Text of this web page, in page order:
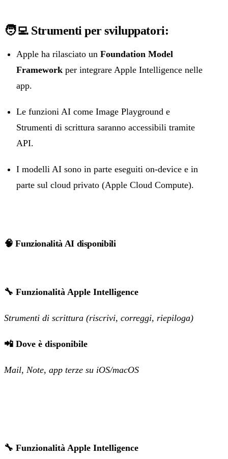
🧑‍💻 Strumenti per sviluppatori:
Apple ha rilasciato un Foundation Model
Framework per integrare Apple Intelligence nelle
app.
Le funzioni AI come Image Playground e
Strumenti di scrittura saranno accessibili tramite
API.
I modelli AI sono in parte eseguiti on-device e in
parte sul cloud privato (Apple Cloud Compute).
🧠 Funzionalità AI disponibili
🔧 Funzionalità Apple Intelligence
Strumenti di scrittura (riscrivi, correggi, riepiloga)
📲 Dove è disponibile
Mail, Note, app terze su iOS/macOS
🔧 Funzionalità Apple Intelligence